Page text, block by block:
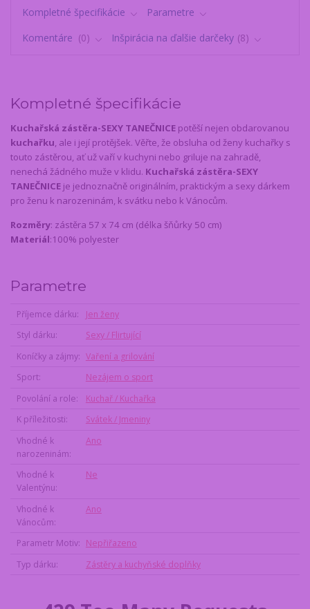
Kompletné špecifikácie
Parametre
Komentáre
0 Inšpirácia na ďalšie darčeky 8
Kompletné špecifikácie
Kuchařská zástěra-SEXY TANEČNICE potěší nejen obdarovanou
kuchařku, ale i její protějšek. Věřte, že obsluha od ženy kuchařky s
touto zástěrou, ať už vaří v kuchyni nebo griluje na zahradě,
nenechá žádného muže v klidu. Kuchařská zástěra-SEXY
TANEČNICE je jednoznačně originálním, praktickým a sexy dárkem
pro ženu k narozeninám, k svátku nebo k Vánocům.
Rozměry: zástěra 57 x 74 cm (délka šňůrky 50 cm)
Materiál:100% polyester
Parametre
Příjemce dárku
Jen ženy
Styl dárku
Sexy / Flirtující
Koníčky a zájmy
Vaření a grilování
Sport
Nezájem o sport
Povolání a role
Kuchař / Kuchařka
K příležitosti
Svátek / Jmeniny
Vhodné k
narozeninám
Ano
Vhodné k
Valentýnu
Ne
Vhodné k
Vánocům
Ano
Parametr Motiv
Nepřiřazeno
Typ dárku
Zástěry a kuchyňské doplňky